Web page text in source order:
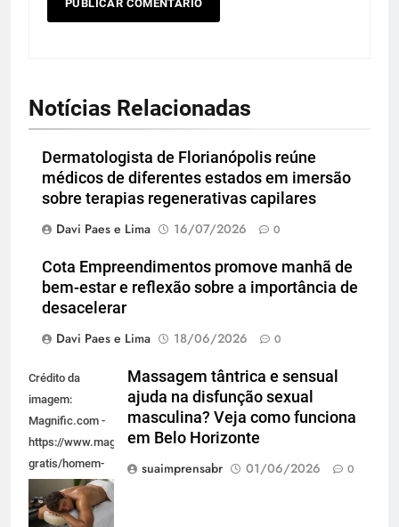
Notícias Relacionadas
Dermatologista de Florianópolis reúne
médicos de diferentes estados em imersão
sobre terapias regenerativas capilares
Davi Paes e Lima
16/07/2026 0
Cota Empreendimentos promove manhã de
bem-estar e reflexão sobre a importância de
desacelerar
Davi Paes e Lima
18/06/2026 0
Crédito da
imagem:
Magnific.com -
https://www.magnific.com/br/fotos-
gratis/homem-
de-alto-angulo-
relaxando-no-
Massagem tântrica e sensual
ajuda na disfunção sexual
masculina? Veja como funciona
em Belo Horizonte
suaimprensabr
01/06/2026 0